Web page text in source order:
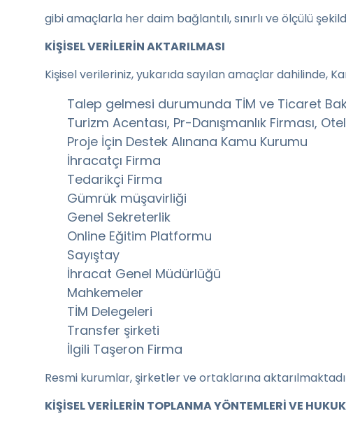
gibi amaçlarla her daim bağlantılı, sınırlı ve ölçülü
KİŞİSEL VERİLERİN AKTARILMASI
Kişisel verileriniz, yukarıda sayılan amaçlar dahilinde,
Talep gelmesi durumunda TİM ve Ticaret
Turizm Acentası, Pr-Danışmanlık Firması,
Proje İçin Destek Alınana Kamu Kurumu
İhracatçı Firma
Tedarikçi Firma
Gümrük müşavirliği
Genel Sekreterlik
Online Eğitim Platformu
Sayıştay
İhracat Genel Müdürlüğü
Mahkemeler
TİM Delegeleri
Transfer şirketi
İlgili Taşeron Firma
Resmi kurumlar, şirketler ve ortaklarına
KİŞİSEL VERİLERİN TOPLANMA YÖNTEMLERİ VE